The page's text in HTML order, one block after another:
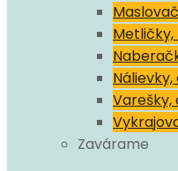
Metličky,
Zavárame